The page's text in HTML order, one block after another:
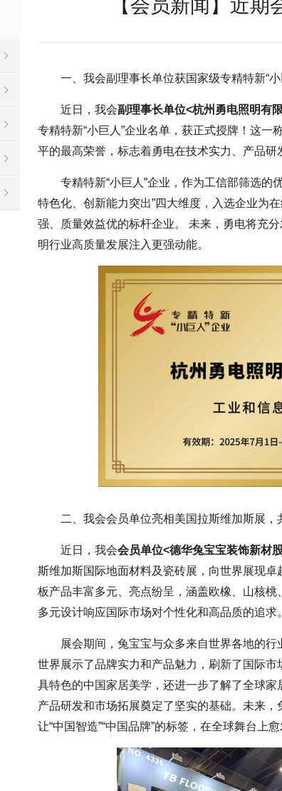
【会员新闻】近期
一、我会副理事长单位获国家级专精特新“
近日，我会副理事长单位<杭州勇电照明有
专精特新“小巨人”企业名单，获正式授牌！这
平的最高荣誉，标志着勇电在技术实力、产品研
专精特新“小巨人”企业，作为工信部筛选的
特色化、创新能力突出”四大维度，入选企业为
强、质量效益优的标杆企业。 未来，勇电将充
明行业高质量发展注入更强动能。
二、我会会员单位亮相美国拉斯维加斯展，
近日，我会会员单位<德华兔宝宝装饰新材
斯维加斯国际地面材料及瓷砖展，向世界展现
板产品丰富多元、亮点纷呈，涵盖欧橡、山核
多元设计响应国际市场对个性化和高品质的追求。
展会期间，兔宝宝与众多来自世界各地的
世界展示了品牌实力和产品魅力，刷新了国际
具特色的中国家居美学，还进一步了解了全球
产品研发和市场拓展奠定了坚实的基础。未来，
让“中国智造”“中国品牌”的标签，在全球舞台上